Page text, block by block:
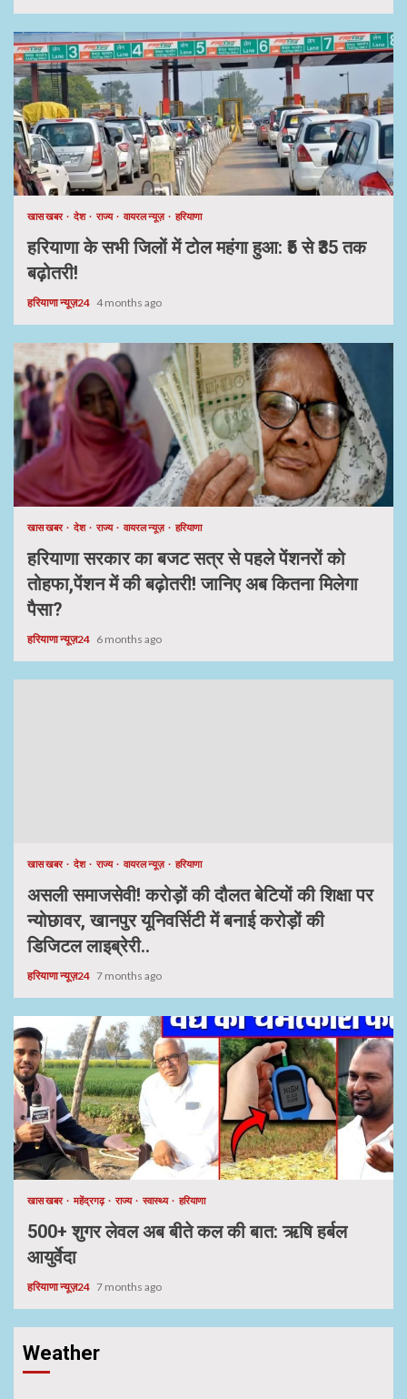
खास खबर देश राज्य वायरल न्यूज़ हरियाणा
हरियाणा के सभी जिलों में टोल महंगा हुआ: ₹5 से ₹35 तक
बढ़ोतरी!
हरियाणा न्यूज़24 4 months ago
खास खबर देश राज्य वायरल न्यूज़ हरियाणा
हरियाणा सरकार का बजट सत्र से पहले पेंशनरों को
तोहफा,पेंशन में की बढ़ोतरी! जानिए अब कितना मिलेगा
पैसा?
हरियाणा न्यूज़24 6 months ago
खास खबर देश राज्य वायरल न्यूज़ हरियाणा
असली समाजसेवी! करोड़ों की दौलत बेटियों की शिक्षा पर
न्योछावर, खानपुर यूनिवर्सिटी में बनाई करोड़ों की
डिजिटल लाइब्रेरी..
हरियाणा न्यूज़24 7 months ago
खास खबर महेंद्रगढ़ राज्य स्वास्थ्य हरियाणा
500+ शुगर लेवल अब बीते कल की बात: ऋषि हर्बल
आयुर्वेदा
हरियाणा न्यूज़24 7 months ago
Weather